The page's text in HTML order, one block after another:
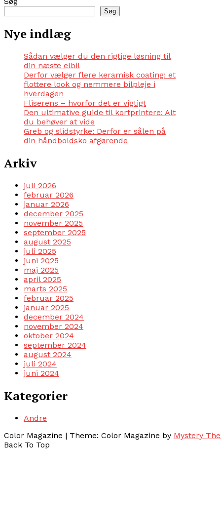
Søg
Nye indlæg
Sådan vælger du den rigtige løsning til
din næste elbil
Derfor vælger flere keramisk coating: et
flottere look og nemmere bilpleje i
hverdagen
Fliserens – hvorfor det er vigtigt
Den ultimative guide til kortprintere: Alt
du behøver at vide
Greb og slidstyrke: Derfor er sålen på
din håndboldsko afgørende
Arkiv
juli 2026
februar 2026
januar 2026
december 2025
november 2025
september 2025
august 2025
juli 2025
juni 2025
maj 2025
april 2025
marts 2025
februar 2025
januar 2025
december 2024
november 2024
oktober 2024
september 2024
august 2024
juli 2024
juni 2024
Kategorier
Andre
Color Magazine | Theme: Color Magazine by Mystery
Back To Top